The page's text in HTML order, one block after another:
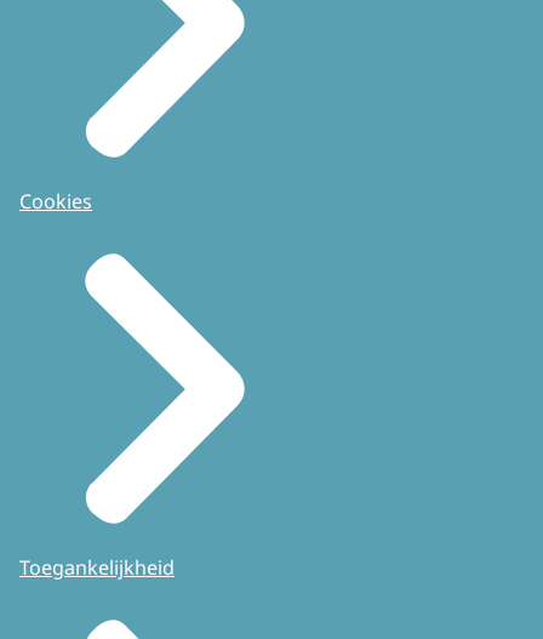
Cookies
Toegankelijkheid